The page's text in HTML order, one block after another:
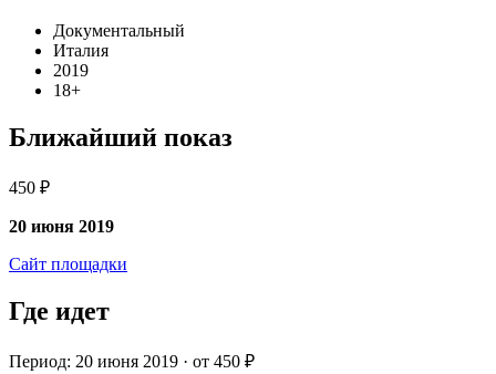
Документальный
Италия
2019
18+
Ближайший показ
450 ₽
20 июня 2019
Сайт площадки
Где идет
Период: 20 июня 2019 · от 450 ₽